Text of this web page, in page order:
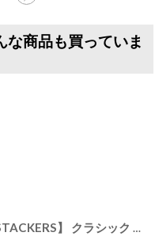
な商品も買っていま
【STACKERS】 クラシック ジュエリーボックス 5sec ダスキー ブルー Dusky Blue スタッカーズ イギリス ロンドン